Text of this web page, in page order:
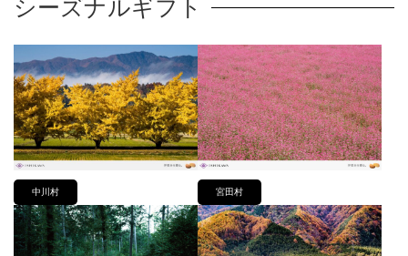
シーズナルギフト
中川村 宮田村